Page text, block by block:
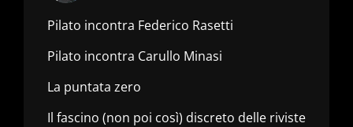
Pilato incontra Federico Rasetti
Pilato incontra Carullo Minasi
La puntata zero
Il fascino (non poi così) discreto delle riviste